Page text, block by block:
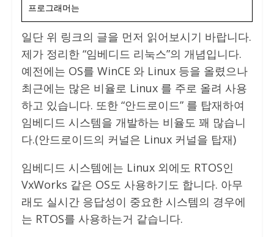
프로그래머는
일단 위 링크의 글을 먼저 읽어보시기 바랍니다.
제가 정리한 “임베디드 리눅스”의 개념입니다.
예전에는 OS를 WinCE 와 Linux 등을 올렸으나
최근에는 많은 비율로 Linux 를 주로 올려 사용
하고 있습니다. 또한 “안드로이드” 를 탑재하여
임베디드 시스템을 개발하는 비율도 꽤 많습니
다.(안드로이드의 커널은 Linux 커널을 탑재)
임베디드 시스템에는 Linux 외에도 RTOS인
VxWorks 같은 OS도 사용하기도 합니다. 아무
래도 실시간 응답성이 중요한 시스템의 경우에
는 RTOS를 사용하는거 같습니다.